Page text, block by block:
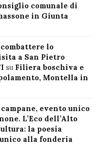
comunale di
in Giunta
lo
a San Pietro
su Filiera boschiva e
Montella in
evento unico
L’Eco dell’Alto
la poesia
alla fonderia